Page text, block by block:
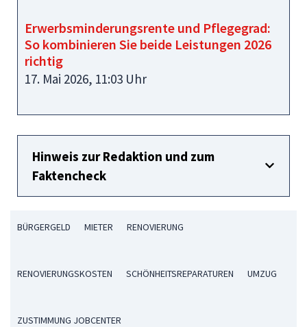
Erwerbsminderungsrente und Pflegegrad:
So kombinieren Sie beide Leistungen 2026
richtig
17. Mai 2026, 11:03 Uhr
Hinweis zur Redaktion und zum
Faktencheck
BÜRGERGELD MIETER RENOVIERUNG
RENOVIERUNGSKOSTEN SCHÖNHEITSREPARATUREN UMZUG
ZUSTIMMUNG JOBCENTER